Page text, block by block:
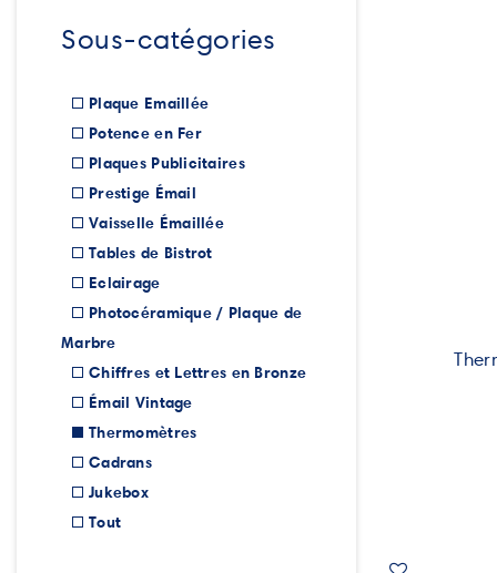
Sous-catégories
Plaque Emaillée
Potence en Fer
Plaques Publicitaires
Prestige Émail
Vaisselle Émaillée
Tables de Bistrot
Eclairage
Photocéramique / Plaque de
Marbre
Chiffres et Lettres en Bronze
Émail Vintage
Thermomètres
Cadrans
Jukebox
Tout